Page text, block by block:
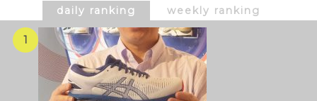
daily ranking weekly ranking